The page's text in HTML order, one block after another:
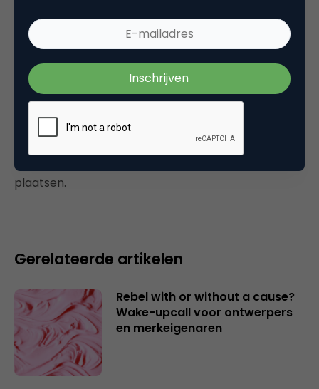
Marketingfacts willen zien. Wat jij?
21 maart 2011 om 14:24
Plaats reactie
Je moet
plaatsen.
Gerelateerde artikelen
Rebel with or without a cause?
Wake-upcall voor ontwerpers
en merkeigenaren